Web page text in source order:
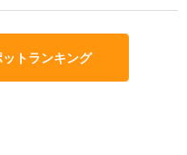
トランキング